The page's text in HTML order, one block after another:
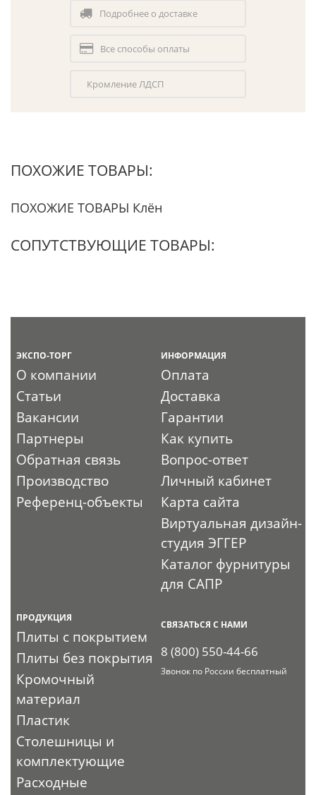
Подробнее о доставке
Все способы оплаты
Кромление ЛДСП
ПОХОЖИЕ ТОВАРЫ:
ПОХОЖИЕ ТОВАРЫ Клён
СОПУТСТВУЮЩИЕ ТОВАРЫ:
ЭКСПО-ТОРГ
О компании
Статьи
Вакансии
Партнеры
Обратная связь
Производство
Референц-объекты
ИНФОРМАЦИЯ
Оплата
Доставка
Гарантии
Как купить
Вопрос-ответ
Личный кабинет
Карта сайта
Виртуальная дизайн-
студия ЭГГЕР
Каталог фурнитуры
для САПР
ПРОДУКЦИЯ
Плиты с покрытием
Плиты без покрытия
Кромочный
материал
Пластик
Столешницы и
комплектующие
Расходные
СВЯЗАТЬСЯ С НАМИ
8 (800) 550-44-66
Звонок по России бесплатный